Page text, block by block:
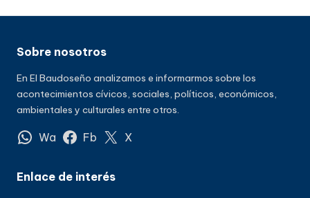
Sobre nosotros
En El Baudoseño analizamos e informarmos sobre los
acontecimientos cívicos, sociales, políticos, económicos,
ambientales y culturales entre otros.
Wa Fb X
Enlace de interés